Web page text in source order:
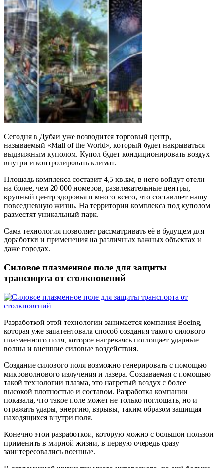
Сегодня в Дубаи уже возводится торговый центр,
называемый «Mall of the World», который будет накрываться
выдвижным куполом. Купол будет кондиционировать воздух
внутри и контролировать климат.
Площадь комплекса составит 4,5 кв.км, в него войдут отели
на более, чем 20 000 номеров, развлекательные центры,
крупный центр здоровья и много всего, что составляет нашу
повседневную жизнь. На территории комплекса под куполом
разместят уникальный парк.
Сама технология позволяет рассматривать её в будущем для
доработки и применения на различных важных объектах и
даже городах.
Силовое плазменное поле для защиты
транспорта от столкновений
Разработкой этой технологии занимается компания Boeing,
которая уже запатентовала способ создания такого силового
плазменного поля, которое нагреваясь поглощает ударные
волны и внешние силовые воздействия.
Создание силового поля возможно генерировать с помощью
микроволнового излучения и лазера. Создаваемая с помощью
такой технологии плазма, это нагретый воздух с более
высокой плотностью и составом. Разработка компании
показала, что такое поле может не только поглощать, но и
отражать удары, энергию, взрывы, таким образом защищая
находящихся внутри поля.
Конечно этой разработкой, которую можно с большой пользой
применить в мирной жизни, в первую очередь сразу
заинтересовались военные.